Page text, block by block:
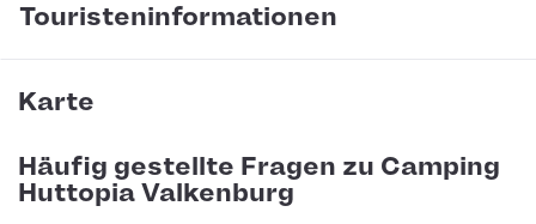
Touristeninformationen
Karte
Häufig gestellte Fragen zu Camping
Huttopia Valkenburg